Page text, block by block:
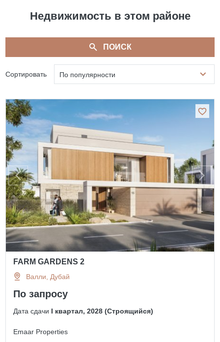
Недвижимость в этом районе
ПОИСК
Сортировать По популярности
FARM GARDENS 2
Валли, Дубай
По запросу
Дата сдачи I квартал, 2028 (Строящийся)
Emaar Properties